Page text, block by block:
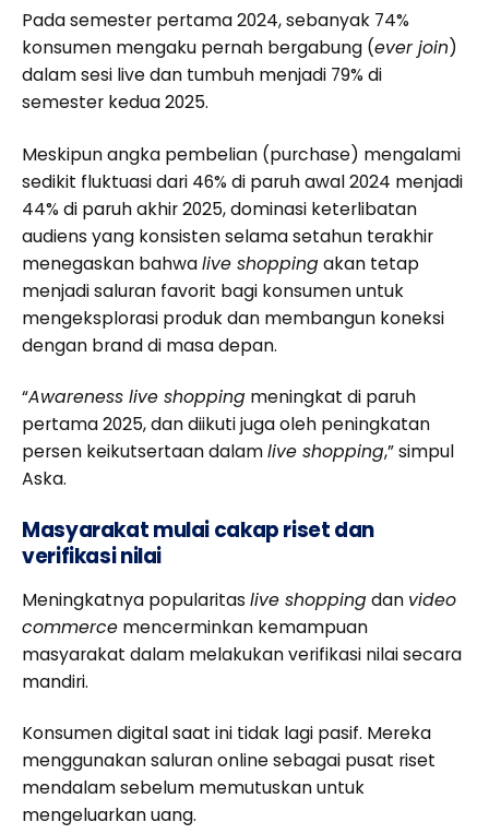
Pada semester pertama 2024, sebanyak 74%
konsumen mengaku pernah bergabung (ever join)
dalam sesi live dan tumbuh menjadi 79% di
semester kedua 2025.
Meskipun angka pembelian (purchase) mengalami
sedikit fluktuasi dari 46% di paruh awal 2024 menjadi
44% di paruh akhir 2025, dominasi keterlibatan
audiens yang konsisten selama setahun terakhir
menegaskan bahwalive shopping akan tetap
menjadi saluran favorit bagi konsumen untuk
mengeksplorasi produk dan membangun koneksi
dengan brand di masa depan.
“Awareness live shopping meningkat di paruh
pertama 2025, dan diikuti juga oleh peningkatan
persen keikutsertaan dalamlive shopping,” simpul
Aska.
Masyarakat mulai cakap riset dan
verifikasi nilai
Meningkatnya popularitaslive shopping dan video
commerce mencerminkan kemampuan
masyarakat dalam melakukan verifikasi nilai secara
mandiri.
Konsumen digital saat ini tidak lagi pasif. Mereka
menggunakan saluran online sebagai pusat riset
mendalam sebelum memutuskan untuk
mengeluarkan uang.